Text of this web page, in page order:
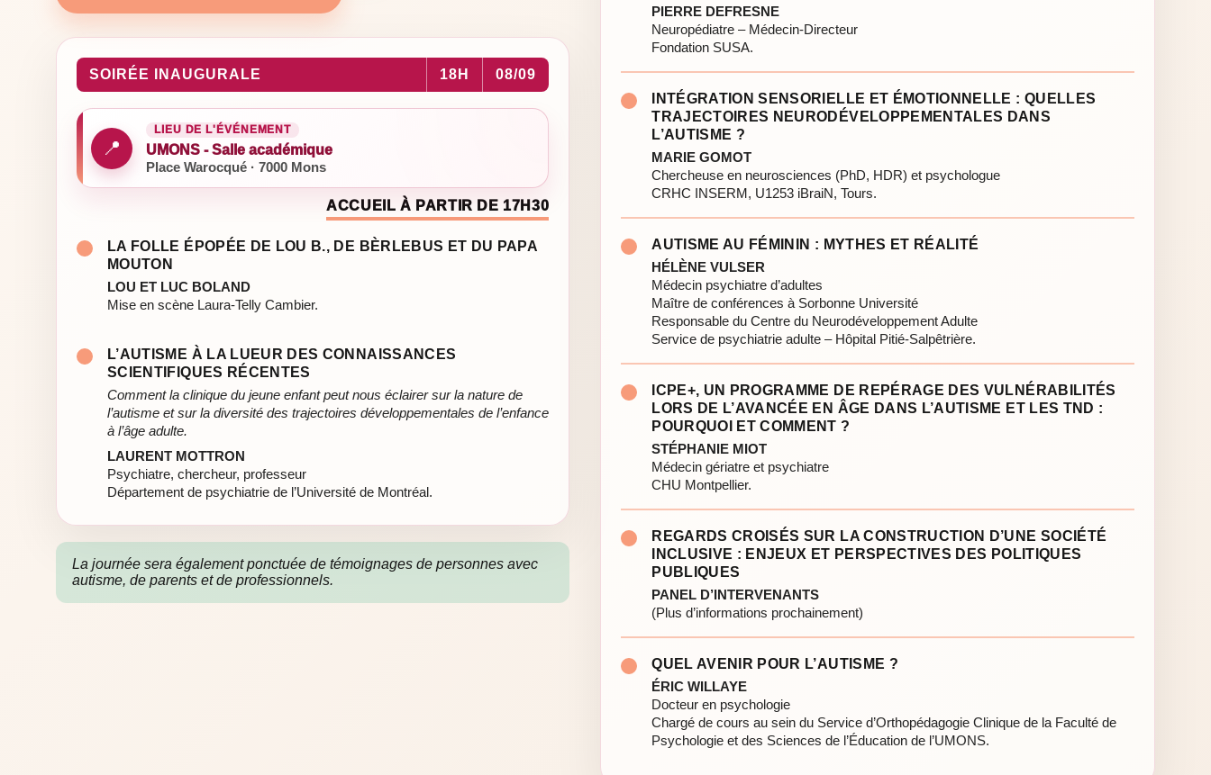
SOIRÉE INAUGURALE 18H 08/09
📍
LIEU DE L'ÉVÉNEMENT
UMONS - Salle académique
Place Warocqué · 7000 Mons
ACCUEIL À PARTIR DE 17H30
LA FOLLE ÉPOPÉE DE LOU B., DE BÈRLEBUS ET DU PAPA
MOUTON
LOU ET LUC BOLAND
Mise en scène Laura-Telly Cambier.
L’AUTISME À LA LUEUR DES CONNAISSANCES
SCIENTIFIQUES RÉCENTES
Comment la clinique du jeune enfant peut nous éclairer sur la nature de
l’autisme et sur la diversité des trajectoires développementales de l’enfance
à l’âge adulte.
LAURENT MOTTRON
Psychiatre, chercheur, professeur
Département de psychiatrie de l’Université de Montréal.
La journée sera également ponctuée de témoignages de personnes avec
autisme, de parents et de professionnels.
PIERRE DEFRESNE
Neuropédiatre – Médecin-Directeur
Fondation SUSA.
INTÉGRATION SENSORIELLE ET ÉMOTIONNELLE : QUELLES
TRAJECTOIRES NEURODÉVELOPPEMENTALES DANS
L’AUTISME ?
MARIE GOMOT
Chercheuse en neurosciences (PhD, HDR) et psychologue
CRHC INSERM, U1253 iBraiN, Tours.
AUTISME AU FÉMININ : MYTHES ET RÉALITÉ
HÉLÈNE VULSER
Médecin psychiatre d’adultes
Maître de conférences à Sorbonne Université
Responsable du Centre du Neurodéveloppement Adulte
Service de psychiatrie adulte – Hôpital Pitié-Salpêtrière.
ICPE+, UN PROGRAMME DE REPÉRAGE DES VULNÉRABILITÉS
LORS DE L’AVANCÉE EN ÂGE DANS L’AUTISME ET LES TND :
POURQUOI ET COMMENT ?
STÉPHANIE MIOT
Médecin gériatre et psychiatre
CHU Montpellier.
REGARDS CROISÉS SUR LA CONSTRUCTION D’UNE SOCIÉTÉ
INCLUSIVE : ENJEUX ET PERSPECTIVES DES POLITIQUES
PUBLIQUES
PANEL D’INTERVENANTS
(Plus d’informations prochainement)
QUEL AVENIR POUR L’AUTISME ?
ÉRIC WILLAYE
Docteur en psychologie
Chargé de cours au sein du Service d’Orthopédagogie Clinique de la Faculté de
Psychologie et des Sciences de l’Éducation de l’UMONS.